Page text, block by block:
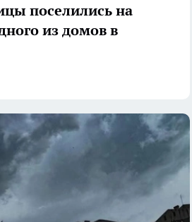
поселились на
из домов в